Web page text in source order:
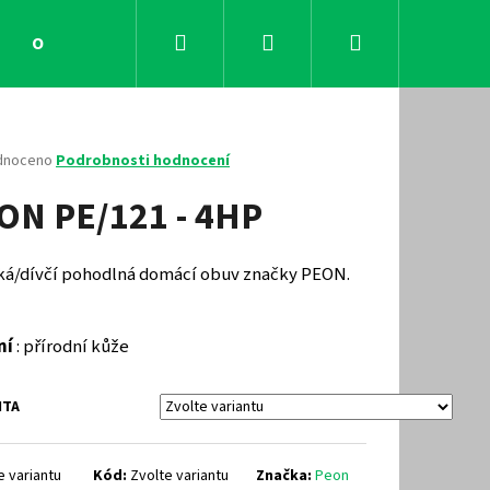
Obchodní podmínky KontaktyPřihlášení
Podrobnosti hodnocení
PE/121 - 4HP
dívčí pohodlná domácí obuv značky PEON.
: přírodní kůže
variantu Kód: Zvolte variantu Značka:Peon
Následující